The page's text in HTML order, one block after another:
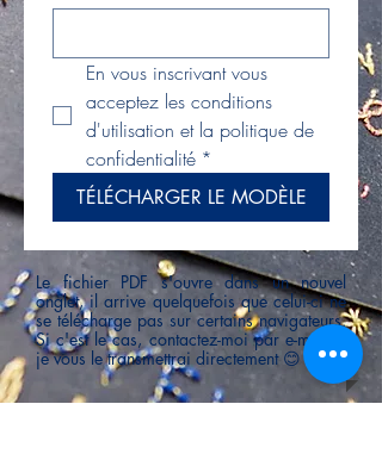
En vous inscrivant vous
acceptez les conditions
d'utilisation et la politique de
confidentialité *
TÉLÉCHARGER LE MODÈLE
Le fichier PDF s'ouvre dans un nouvel
onglet, il arrive quelquefois que celui-ci ne
se télécharge pas sur certains navigateurs.
Si c'est le cas, contactez-moi par e-mail et
je vous le transmettrai directement 😊